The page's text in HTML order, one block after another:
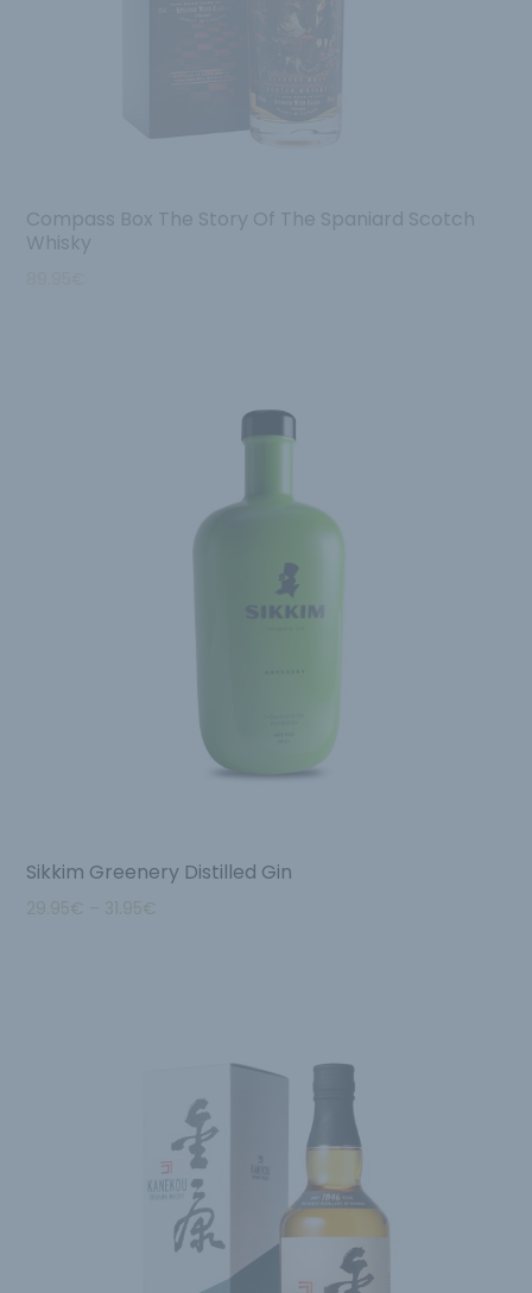
Compass Box The Story Of The Spaniard Scotch
Whisky
Sikkim Greenery Distilled Gin
29.95€ – 31.95€